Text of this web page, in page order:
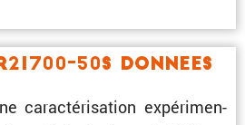
50S Donnees
carac­té­ri­sa­tion expéri­men­